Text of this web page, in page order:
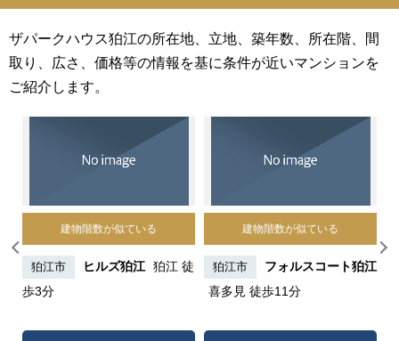
ザパークハウス狛江の所在地、立地、築年数、所在階、間
取り、広さ、価格等の情報を基に条件が近いマンションを
ご紹介します。
建物階数が似ている
狛江市 ヒルズ狛江 狛江 徒
歩3分
建物階数が似ている
狛江市
フォルスコート狛江
喜多見 徒歩11分